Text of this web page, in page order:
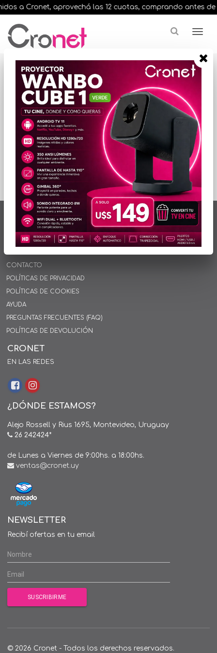
a Cronet, aprovechá las 12 cuotas, comprando antes de
Resultados para "aoc led ips"
ORDENAR POR PRECIO
No hay productos
que mostrar...
artículos en total
INFORMACIÓN
INICIO
CONTACTO
POLÍTICAS DE PRIVACIDAD
POLÍTICAS DE COOKIES
AYUDA
PREGUNTAS FRECUENTES (FAQ)
POLÍTICAS DE DEVOLUCIÓN
CRONET
EN LAS REDES
¿DÓNDE ESTAMOS?
Alejo Rossell y Rius 1695, Montevideo, Uruguay
26 242424*
de Lunes a Viernes de 9:00hs. a 18:00hs.
ventas@cronet.uy
NEWSLETTER
Recibí ofertas en tu email
© 2026 Cronet - Todos los derechos reservados.